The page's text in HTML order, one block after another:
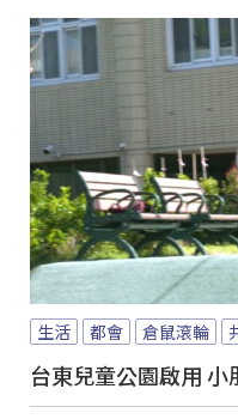
生活 都會 倉鼠滾輪
台東兒童公園啟用